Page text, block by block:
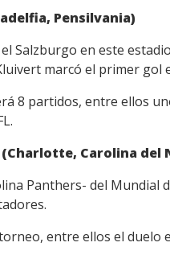
Pensilvania)
Salzburgo en este
marcó el primer gol
8 partidos, entre ellos
Carolina del
Panthers- del Mundial
entre ellos el duelo